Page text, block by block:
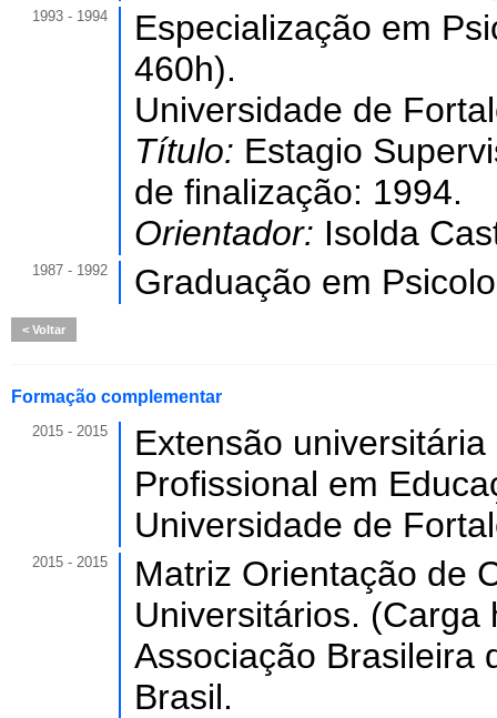
1993 - 1994
Especialização em
460h).
Universidade de
Título: Estagio
de finalização: 1994.
Orientador: Isolda
1987 - 1992 Graduação em
Voltar
Formação complementar
2015 - 2015
Extensão
Profissional em
Universidade de
2015 - 2015
Matriz Orientação de
Universitários. (Carga
Associação Brasileira
Brasil.